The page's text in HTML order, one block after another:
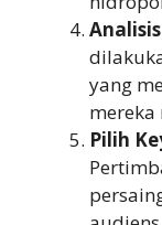
yang
mereka
Pilih